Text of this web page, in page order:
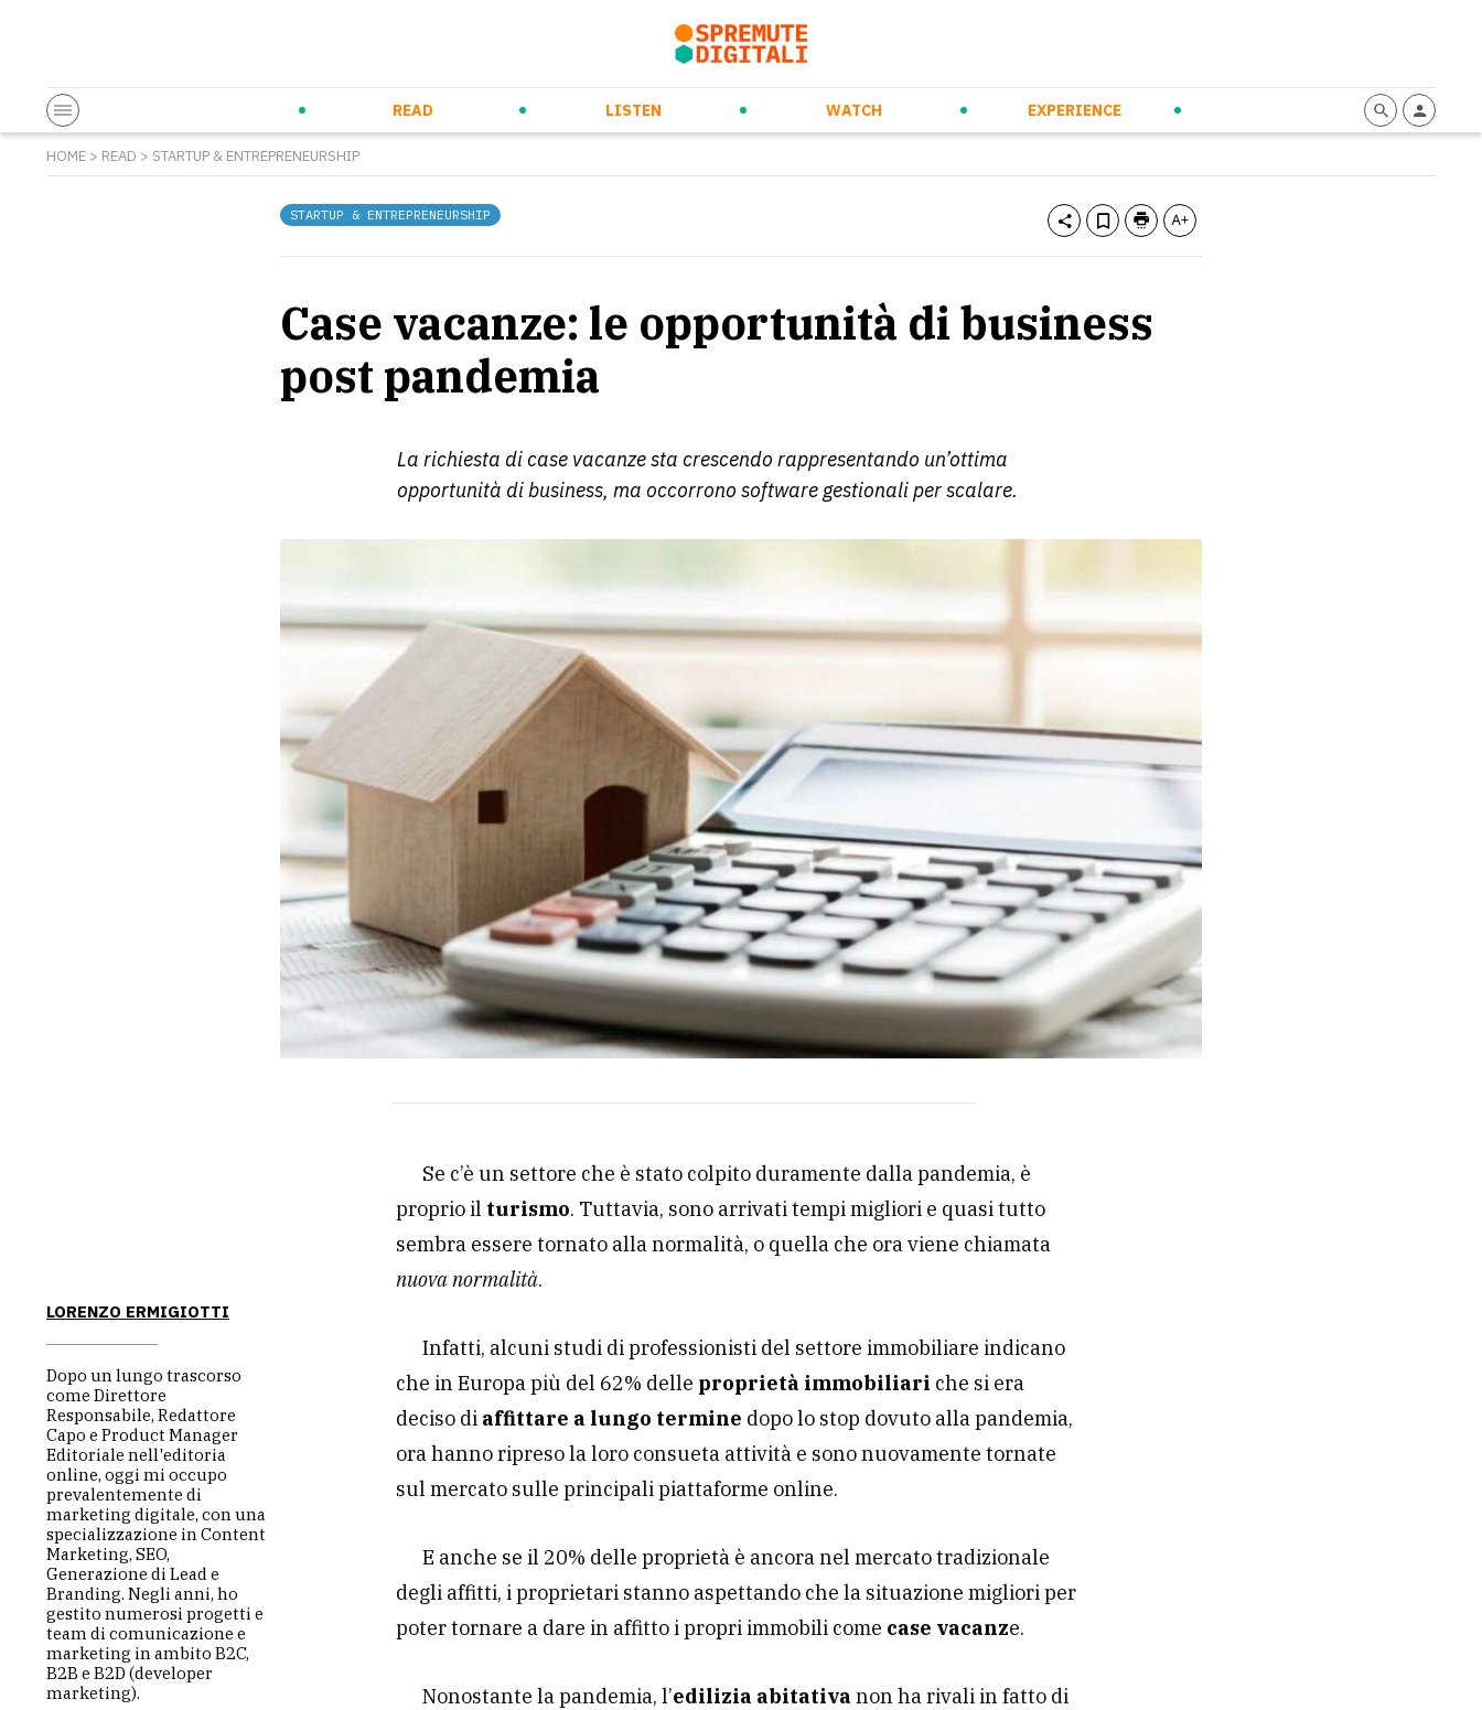
READ
Future Trends & Tech
LISTEN
Daily Orange Squeeze Audiospremute
WATCH
Videospremute
EXPERIENCE
Eventi passati
HOME > READ > STARTUP & ENTREPRENEURSHIP
STARTUP & ENTREPRENEURSHIP
Case vacanze: le opportunità di business
post pandemia
La richiesta di case vacanze sta crescendo rappresentando un’ottima
opportunità di business, ma occorrono software gestionali per scalare.
LORENZO ERMIGIOTTI
Dopo un lungo trascorso
come Direttore
Responsabile, Redattore
Capo e Product Manager
Editoriale nell'editoria
online, oggi mi occupo
prevalentemente di
marketing digitale, con una
specializzazione in Content
Marketing, SEO,
Generazione di Lead e
Branding. Negli anni, ho
gestito numerosi progetti e
team di comunicazione e
marketing in ambito B2C,
B2B e B2D (developer
marketing).
Se c’è un settore che è stato colpito duramente dalla pandemia, è
proprio il turismo. Tuttavia, sono arrivati tempi migliori e quasi tutto
sembra essere tornato alla normalità, o quella che ora viene chiamata
nuova normalità.
Infatti, alcuni studi di professionisti del settore immobiliare indicano
che in Europa più del 62% delle proprietà immobiliari che si era
deciso di affittare a lungo termine dopo lo stop dovuto alla pandemia,
ora hanno ripreso la loro consueta attività e sono nuovamente tornate
sul mercato sulle principali piattaforme online.
E anche se il 20% delle proprietà è ancora nel mercato tradizionale
degli affitti, i proprietari stanno aspettando che la situazione migliori per
poter tornare a dare in affitto i propri immobili come case vacanze.
Nonostante la pandemia, l’edilizia abitativa non ha rivali in fatto di